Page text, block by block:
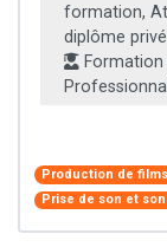
formation,
diplôme
Formation
Production de
Prise de son et